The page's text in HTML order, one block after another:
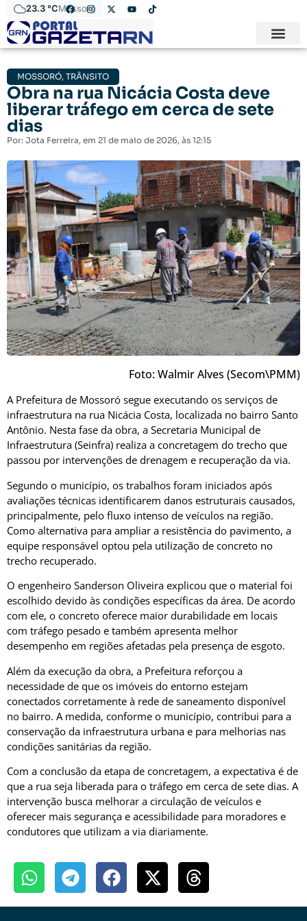
23.3 °CMossoró
MOSSORÓ, TRÂNSITO
Obra na rua Nicácia Costa deve
liberar tráfego em cerca de sete
dias
Por: Jota Ferreira, em 21 de maio de 2026, às 12:15
Foto: Walmir Alves (Secom\PMM)
A Prefeitura de Mossoró segue executando os serviços de
infraestrutura na rua Nicácia Costa, localizada no bairro Santo
Antônio. Nesta fase da obra, a Secretaria Municipal de
Infraestrutura (Seinfra) realiza a concretagem do trecho que
passou por intervenções de drenagem e recuperação da via.
Segundo o município, os trabalhos foram iniciados após
avaliações técnicas identificarem danos estruturais causados,
principalmente, pelo fluxo intenso de veículos na região.
Como alternativa para ampliar a resistência do pavimento, a
equipe responsável optou pela utilização de concreto no
trecho recuperado.
O engenheiro Sanderson Oliveira explicou que o material foi
escolhido devido às condições específicas da área. De acordo
com ele, o concreto oferece maior durabilidade em locais
com tráfego pesado e também apresenta melhor
desempenho em regiões afetadas pela presença de esgoto.
Além da execução da obra, a Prefeitura reforçou a
necessidade de que os imóveis do entorno estejam
conectados corretamente à rede de saneamento disponível
no bairro. A medida, conforme o município, contribui para a
conservação da infraestrutura urbana e para melhorias nas
condições sanitárias da região.
Com a conclusão da etapa de concretagem, a expectativa é de
que a rua seja liberada para o tráfego em cerca de sete dias. A
intervenção busca melhorar a circulação de veículos e
oferecer mais segurança e acessibilidade para moradores e
condutores que utilizam a via diariamente.